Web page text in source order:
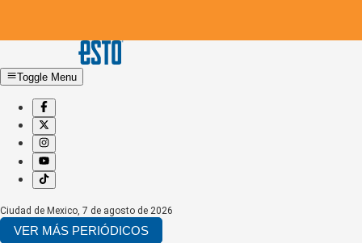
Toggle Menu
Ciudad de Mexico, 7 de agosto de 2026
VER MÁS PERIÓDICOS